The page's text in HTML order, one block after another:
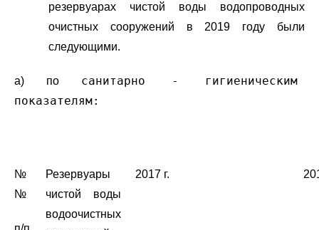
резервуарах чистой воды водопроводных
очистных сооружений в 2019 году были
следующими.
а) по санитарно - гигиеническим
показателям:
№
№
Резервуары
чистой воды
водоочистных
2017 г.